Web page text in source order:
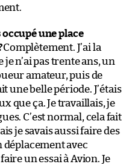
occupé une place
Complètement. J’ai la
n’ai pas trente ans, un
amateur, puis de
une belle période. J’étais
que ça. Je travaillais, je
C’est normal, cela fait
je savais aussi faire des
déplacement avec
un essai à Avion. Je